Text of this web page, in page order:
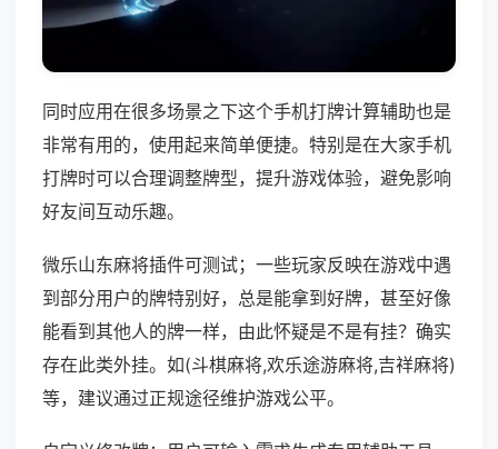
同时应用在很多场景之下这个手机打牌计算辅助也是
非常有用的，使用起来简单便捷。特别是在大家手机
打牌时可以合理调整牌型，提升游戏体验，避免影响
好友间互动乐趣。
微乐山东麻将插件可测试；一些玩家反映在游戏中遇
到部分用户的牌特别好，总是能拿到好牌，甚至好像
能看到其他人的牌一样，由此怀疑是不是有挂？确实
存在此类外挂。如(斗棋麻将,欢乐途游麻将,吉祥麻将)
等，建议通过正规途径维护游戏公平。